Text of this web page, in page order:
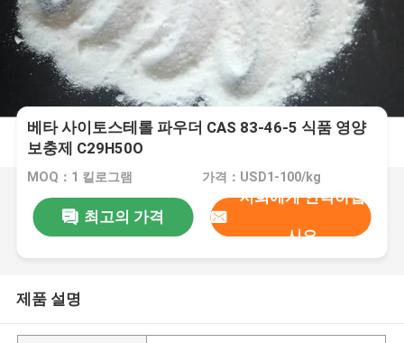
베타 사이토스테롤 파우더 CAS 83-46-5 식품 영양
보충제 C29H50O
MOQ：1 킬로그램 가격：USD1-100/kg
최고의 가격
저희에게 연락하십
시오
제품 설명